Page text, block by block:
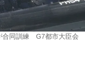
合同訓練 G7都市大臣会